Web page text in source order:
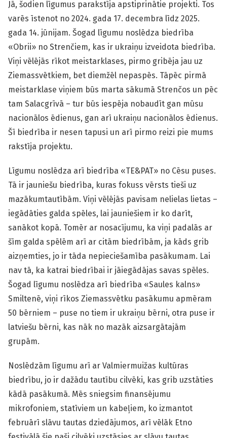
Jā, šodien līgumus parakstīja apstiprinātie projekti. Tos
varēs īstenot no 2024. gada 17. decembra līdz 2025.
gada 14. jūnijam. Šogad līgumu noslēdza biedrība
«Obrii» no Strenčiem, kas ir ukraiņu izveidota biedrība.
Viņi vēlējās rīkot meistarklases, pirmo gribēja jau uz
Ziemassvētkiem, bet diemžēl nepaspēs. Tāpēc pirmā
meistarklase viņiem būs marta sākumā Strenčos un pēc
tam Salacgrīvā – tur būs iespēja nobaudīt gan mūsu
nacionālos ēdienus, gan arī ukraiņu nacionālos ēdienus.
Šī biedrība ir nesen tapusi un arī pirmo reizi pie mums
rakstīja projektu.
Līgumu noslēdza arī biedrība «TE&PAT» no Cēsu puses.
Tā ir jauniešu biedrība, kuras fokuss vērsts tieši uz
mazākumtautībām. Viņi vēlējās pavisam nelielas lietas –
iegādāties galda spēles, lai jauniešiem ir ko darīt,
sanākot kopā. Tomēr ar nosacījumu, ka viņi padalās ar
šīm galda spēlēm arī ar citām biedrībām, ja kāds grib
aizņemties, jo ir tāda nepieciešamība pasākumam. Lai
nav tā, ka katrai biedrībai ir jāiegādājas savas spēles.
Šogad līgumu noslēdza arī biedrība «Saules kalns»
Smiltenē, viņi rīkos Ziemassvētku pasākumu apmēram
50 bērniem – puse no tiem ir ukraiņu bērni, otra puse ir
latviešu bērni, kas nāk no mazāk aizsargātajām
grupām.
Noslēdzām līgumu arī ar Valmiermuižas kultūras
biedrību, jo ir dažādu tautību cilvēki, kas grib uzstāties
kādā pasākumā. Mēs sniegsim finansējumu
mikrofoniem, statīviem un kabeļiem, ko izmantot
februārī slāvu tautas dziedājumos, arī vēlāk Etno